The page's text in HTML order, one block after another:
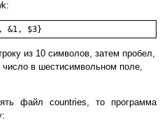
&1, $3}
из 10 символов, затем пробел,
число в шестисимвольном поле,
файл countries, то программа